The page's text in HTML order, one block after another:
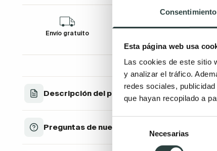
Consentimiento
Esta página web usa
Las cookies de este sitio
y analizar el tráfico.
redes sociales,
que hayan recopilado a
consentimiento
Necesarias
Envío gratuito
Descripción del producto
Preguntas de nuestros clientes